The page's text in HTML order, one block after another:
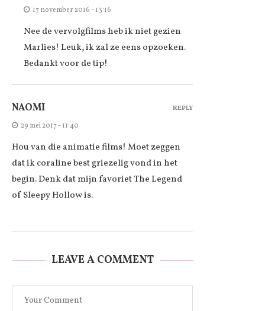
17 november 2016 - 13:16
Nee de vervolgfilms heb ik niet gezien
Marlies! Leuk, ik zal ze eens opzoeken.
Bedankt voor de tip!
NAOMI
29 mei 2017 - 11:40
Hou van die animatie films! Moet zeggen
dat ik coraline best griezelig vond in het
begin. Denk dat mijn favoriet The Legend
of Sleepy Hollow is.
REPLY
LEAVE A COMMENT